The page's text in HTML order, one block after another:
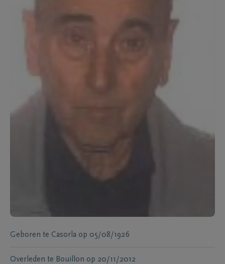
Geboren te Casorla op 05/08/1926
Overleden te Bouillon op 20/11/2012